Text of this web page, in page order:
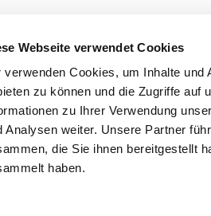
Webseite verwendet Cookies
verwenden Cookies, um Inhalte
zu können und die Zugriffe auf
zu Ihrer Verwendung
Analysen weiter. Unsere Partner
die Sie ihnen bereitgestellt
haben.